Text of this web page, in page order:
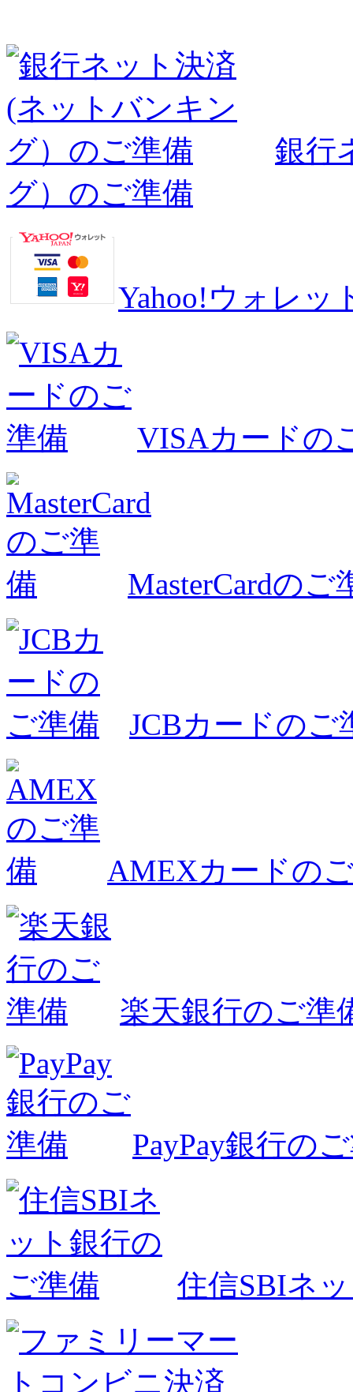
銀行
グ）のご準備
Yahoo!ウォレッ
VISAカードの
MasterCardのご
JCBカードのご
AMEXカードの
楽天銀行のご準
PayPay銀行の
住信SBIネ